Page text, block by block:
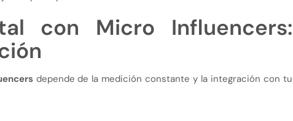
con Micro Influencers:
depende de la medición constante y la integración con tu